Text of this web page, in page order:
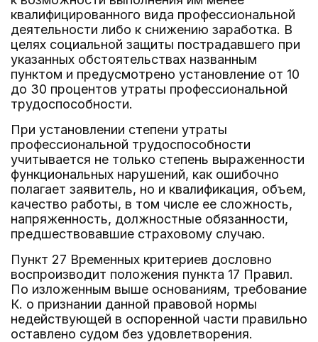
квалифицированного вида профессиональной
деятельности либо к снижению заработка. В
целях социальной защиты пострадавшего при
указанных обстоятельствах названным
пунктом и предусмотрено установление от 10
до 30 процентов утраты профессиональной
трудоспособности.
При установлении степени утраты
профессиональной трудоспособности
учитывается не только степень выраженности
функциональных нарушений, как ошибочно
полагает заявитель, но и квалификация, объем,
качество работы, в том числе ее сложность,
напряженность, должностные обязанности,
предшествовавшие страховому случаю.
Пункт 27 Временных критериев дословно
воспроизводит положения пункта 17 Правил.
По изложенным выше основаниям, требование
К. о признании данной правовой нормы
недействующей в оспоренной части правильно
оставлено судом без удовлетворения.